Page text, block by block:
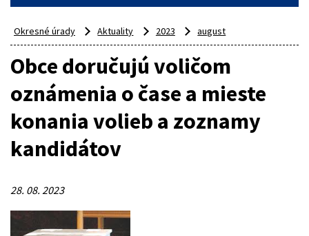
Okresné úrady Aktuality 2023 august
Obce doručujú voličom
oznámenia o čase a mieste
konania volieb a zoznamy
kandidátov
28. 08. 2023